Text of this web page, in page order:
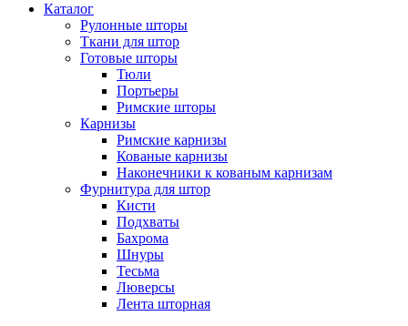
Каталог
Рулонные шторы
Ткани для штор
Готовые шторы
Тюли
Портьеры
Римские шторы
Карнизы
Римские карнизы
Кованые карнизы
Наконечники к кованым карнизам
Фурнитура для штор
Кисти
Подхваты
Бахрома
Шнуры
Тесьма
Люверсы
Лента шторная